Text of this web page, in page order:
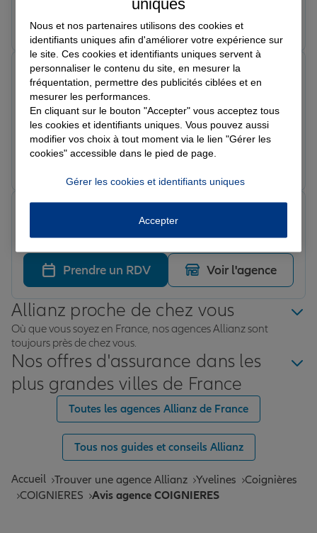
Prendre un RDV Voir l'agence
Note de 5 sur 5
Le 14/04/2026 - Agence COIGNIERES
Super accompagnement d’Alex. Rapide, clair et très
pro. Merci !
Nabila A.
Prendre un RDV Voir l'agence
Le 19/02/2026 - Agence COIGNIERES
Prendre un RDV Voir l'agence
Allianz proche de chez vous
Où que vous soyez en France, nos agences Allianz sont
toujours près de chez vous.
Nos offres d'assurance dans les
plus grandes villes de France
Toutes les agences Allianz de France
Tous nos guides et conseils Allianz
Accueil Trouver une agence Allianz Yvelines
Coignières
COIGNIERES
Avis agence COIGNIERES
uniques
Nous et nos partenaires utilisons des cookies et
identifiants uniques afin d'améliorer votre expérience sur
le site. Ces cookies et identifiants uniques servent à
personnaliser le contenu du site, en mesurer la
fréquentation, permettre des publicités ciblées et en
mesurer les performances.
En cliquant sur le bouton "Accepter" vous acceptez tous
les cookies et identifiants uniques. Vous pouvez aussi
modifier vos choix à tout moment via le lien "Gérer les
cookies" accessible dans le pied de page.
Gérer les cookies et identifiants uniques
Accepter